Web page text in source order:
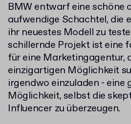
BMW entwarf eine schöne
aufwendige Schachtel, die
ihr neuestes Modell zu
schillernde Projekt ist eine
für eine Marketingagentur,
einzigartigen Möglichkeit
irgendwo einzuladen - eine
Möglichkeit, selbst die
Influencer zu überzeugen.